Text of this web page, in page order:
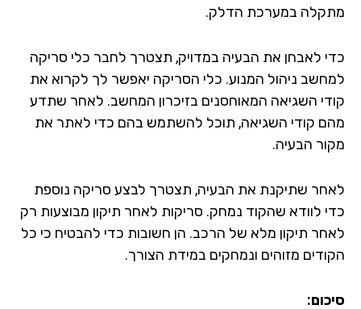
במערכת הדלק.
לאבחן את הבעיה במדויק, תצטרך לחבר כלי סריקה
ניהול המנוע. כלי הסריקה יאפשר לך לקרוא את
השגיאה המאוחסנים בזיכרון המחשב. לאחר שתדע
קודי השגיאה, תוכל להשתמש בהם כדי לאתר את
הבעיה.
שתיקנת את הבעיה, תצטרך לבצע סריקה נוספת
לוודא שהקוד נמחק. סריקות לאחר תיקון מבוצעות רק
תיקון מלא של הרכב. הן חשובות כדי להבטיח כי כל
מזוהים ונמחקים במידת הצורך.